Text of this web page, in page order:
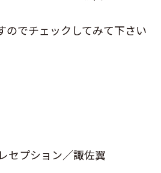
のでチェックしてみて下さい
セプション／諏佐翼